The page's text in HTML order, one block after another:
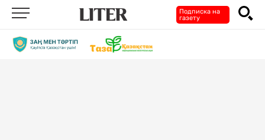
Подписка на
газету